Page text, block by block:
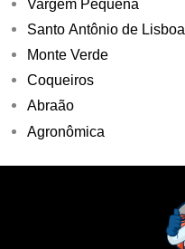
Vargem Pequena
Santo Antônio de Lisboa
Monte Verde
Coqueiros
Abraão
Agronômica